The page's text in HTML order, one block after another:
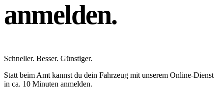
anmelden.
Schneller. Besser. Günstiger.
Statt beim Amt kannst du dein Fahrzeug mit unserem Online-Dienst
in ca. 10 Minuten anmelden.